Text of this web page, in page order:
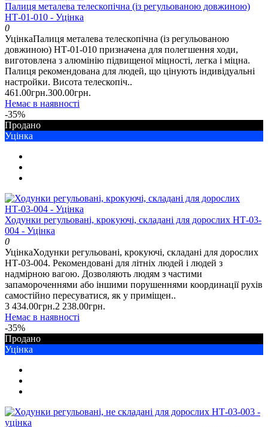
Палиця металева телескопічна (із регульованою довжиною)
НТ-01-010 - Уцінка
0
УцінкаПалиця металева телескопічна (із регульованою
довжиною) НТ-01-010 призначена для полегшення ходи,
виготовлена ​​з алюмінію підвищеної міцності, легка і міцна.
Палиця рекомендована для людей, що цінують індивідуальні
настройки. Висота телескопіч..
461.00грн.300.00грн.
Немає в наявності
-35%
Продано
Уцінка
Ходунки регульовані, крокуючі, складані для дорослих НТ-03-
004 - Уцінка
0
УцінкаХодунки регульовані, крокуючі, складані для дорослих
НТ-03-004. Рекомендовані для літніх людей і людей з
надмірною вагою. Дозволяють людям з частими
запамороченнями або іншими порушеннями координації рухів
самостійно пересуватися, як у приміщен..
3 434.00грн.2 238.00грн.
Немає в наявності
-35%
Продано
Уцінка